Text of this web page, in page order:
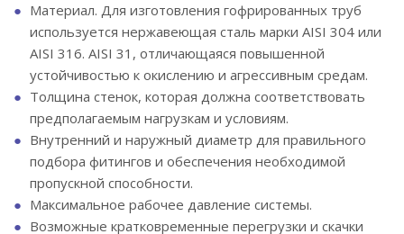
Материал. Для изготовления гофрированных труб
используется нержавеющая сталь марки AISI 304 или
AISI 316. AISI 31, отличающаяся повышенной
устойчивостью к окислению и агрессивным средам.
Толщина стенок, которая должна соответствовать
предполагаемым нагрузкам и условиям.
Внутренний и наружный диаметр для правильного
подбора фитингов и обеспечения необходимой
пропускной способности.
Максимальное рабочее давление системы.
Возможные кратковременные перегрузки и скачки